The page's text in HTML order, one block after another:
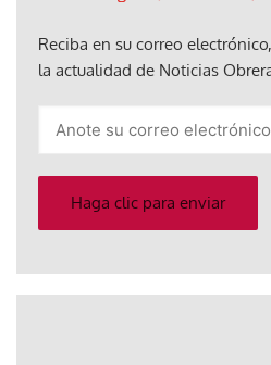
Reciba en su correo
la actualidad de Noticias
electrónico
Haga clic para enviar